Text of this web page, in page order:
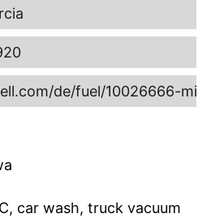
de/fuel/10026666-
car wash, truck vacuum